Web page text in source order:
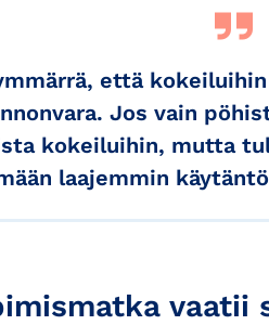
että
Jos vain
kokeiluihin, mutta
laajemmin
vaatii